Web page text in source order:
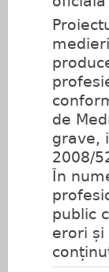
de
grave,
2008/
În
public
erori și